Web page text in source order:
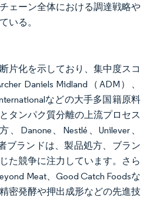
ェーン全体における調達戦略や
いる。
片化を示しており、集中度スコ
Daniels Midland（ADM）、
などの大手多国籍原料
タンパク質分離の上流プロセス
Danone、Nestlé、Unilever、
ブランドは、製品処方、ブラン
た競争に注力しています。さら
Meat、Good Catch Foodsな
密発酵や押出成形などの先進技